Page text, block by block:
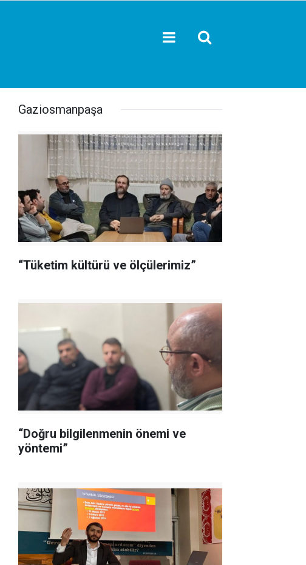
Gaziosmanpaşa
“Tüketim kültürü ve ölçülerimiz”
“Doğru bilgilenmenin önemi ve
yöntemi”